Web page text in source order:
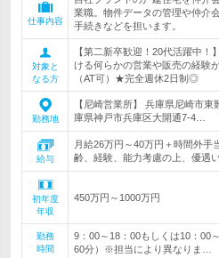
仕事内容
業職。物件データの管理や仲介
手続きなどを担います。
対象と
なる方
【第二新卒歓迎！20代活躍中
ける何らかの営業や販売の経
（AT可）★完全週休2日制◎
勤務地
【尼崎営業所】 兵庫県尼崎市
庫県神戸市兵庫区大開通7-4…
給与
月給26万円～40万円＋時間外
齢、経験、能力考慮の上、優遇
初年度
年収
450万円～1000万円
勤務
時間
9：00～18：00もしくは10：00
60分）※担当により異なりま…